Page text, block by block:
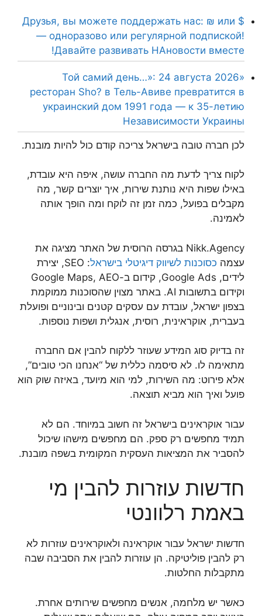
Друзья, вы можете поддержать нас: ₪ или $
— одноразово или регулярной подпиской!
Давайте развивать НАновости вместе!
«Той самий день…»: 24 августа 2026
ресторан Sho? в Тель-Авиве превратится в
украинский дом 1991 года — к 35-летию
Независимости Украины
לכן חברה טובה בישראל צריכה קודם כול להיות מובנת.
לקוח צריך לדעת מה החברה עושה, איפה היא עובדת,
באילו שפות היא נותנת שירות, איך יוצרים קשר, מה
מקבלים בפועל, כמה זמן זה לוקח ומה הופך אותה
לאמינה.
Nikk.Agency בגרסה הרוסית של האתר מציגה את
עצמה כסוכנות לשיווק דיגיטלי בישראל
: SEO, יצירת
לידים, Google Ads, קידום ב-Google Maps, AEO
וקידום בתשובות AI. באתר מצוין שהסוכנות ממוקמת
בצפון ישראל, עובדת עם עסקים קטנים ובינוניים ופועלת
בעברית, אוקראינית, רוסית, אנגלית ושפות נוספות.
זה בדיוק סוג המידע שעוזר ללקוח להבין אם החברה
מתאימה לו. לא סיסמה כללית של “אנחנו הכי טובים”,
אלא פירוט: מה השירות, למי הוא מיועד, באיזה שוק הוא
פועל ואיך הוא מביא תוצאה.
עבור אוקראינים בישראל זה חשוב במיוחד. הם לא
תמיד מחפשים רק ספק. הם מחפשים מישהו שיכול
להסביר את המציאות העסקית המקומית בשפה מובנת.
חדשות עוזרות להבין מי
באמת רלוונטי
חדשות ישראל עבור אוקראינה ולאוקראינים עוזרות לא
רק להבין פוליטיקה. הן עוזרות להבין את הסביבה שבה
מתקבלות החלטות.
כאשר יש מלחמה, אנשים מחפשים שירותים אחרת.